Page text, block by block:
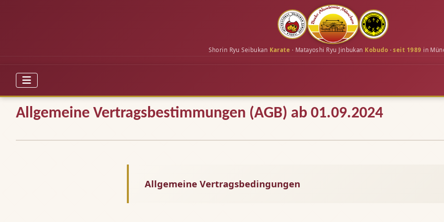
Shorin Ryu Seibukan Karate · Matayoshi Ryu Jinbukan Kobudo ·seit 1989 in
Allgemeine Vertragsbestimmungen (AGB) ab 01.09.2024
Allgemeine Vertragsbedingungen